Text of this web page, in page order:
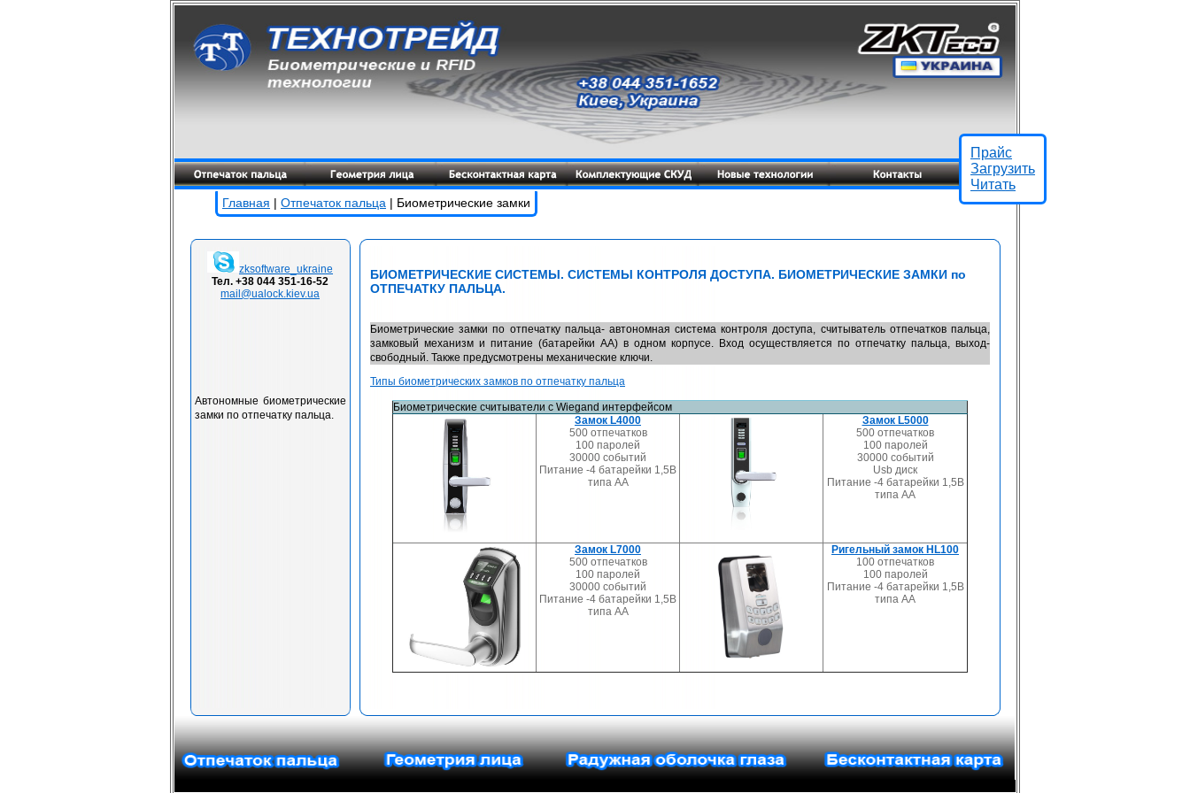
Прайс
Загрузить
Читать
Главная | Отпечаток пальца | Биометрические замки
zksoftware_ukraine
Тел. +38 044 351-16-52
mail@ualock.kiev.ua
Автономные биометрические
замки по отпечатку пальца.
БИОМЕТРИЧЕСКИЕ СИСТЕМЫ. СИСТЕМЫ КОНТРОЛЯ ДОСТУПА. БИОМЕТРИЧЕСКИЕ ЗАМКИ по
ОТПЕЧАТКУ ПАЛЬЦА.
Биометрические замки по отпечатку пальца- автономная система контроля доступа, считыватель отпечатков пальца,
замковый механизм и питание (батарейки АА) в одном корпусе. Вход осуществляется по отпечатку пальца, выход-
свободный. Также предусмотрены механические ключи.
Типы биометрических замков по отпечатку пальца
Биометрические считыватели с Wiegand интерфейсом
Замок L4000
500 отпечатков
100 паролей
30000 событий
Питание -4 батарейки 1,5В
типа АА
Замок L5000
500 отпечатков
100 паролей
30000 событий
Usb диск
Питание -4 батарейки 1,5В
типа АА
Замок L7000
500 отпечатков
100 паролей
30000 событий
Питание -4 батарейки 1,5В
типа АА
Ригельный замок HL100
100 отпечатков
100 паролей
Питание -4 батарейки 1,5В
типа АА